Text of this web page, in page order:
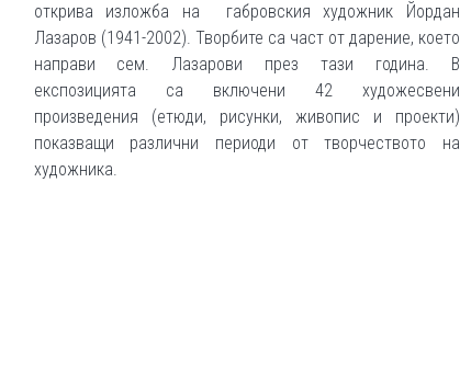
открива изложба на габровския художник Йордан
Лазаров (1941-2002). Творбите са част от дарение, което
направи сем. Лазарови през тази година. В
експозицията са включени 42 художесвени
произведения (етюди, рисунки, живопис и проекти)
показващи различни периоди от творчеството на
художника.